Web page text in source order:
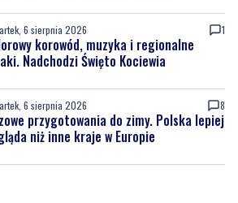
6 sierpnia 2026 1
korowód, muzyka i regionalne
Nadchodzi Święto Kociewia
6 sierpnia 2026 8
przygotowania do zimy. Polska lepiej
niż inne kraje w Europie